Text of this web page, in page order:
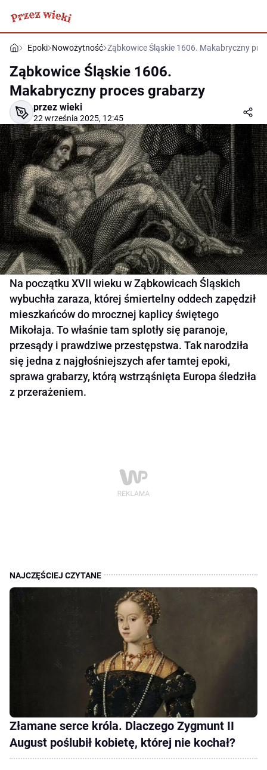
Epoki Nowożytność Ząbkowice Śląskie 1606. Makabryczny
Ząbkowice Śląskie 1606.
Makabryczny proces grabarzy
przez wieki
22 września 2025, 12:45
Na początku XVII wieku w Ząbkowicach Śląskich
wybuchła zaraza, której śmiertelny oddech zapędził
mieszkańców do mrocznej kaplicy świętego
Mikołaja. To właśnie tam splotły się paranoje,
przesądy i prawdziwe przestępstwa. Tak narodziła
się jedna z najgłośniejszych afer tamtej epoki,
sprawa grabarzy, którą wstrząśnięta Europa śledziła
z przerażeniem.
Złamane serce króla. Dlaczego Zygmunt II
August poślubił kobietę, której nie kochał?